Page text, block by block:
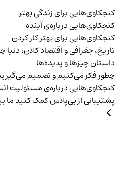
برای زندگی بهتر
درباره‌ی آينده
برای بهتر کار کردن
و اقتصاد کلان، دنیا چطور
و پدیده‌ها
می‌کنیم و تصمیم می‌گیریم؟
درباره‌ی مسئولیت انسانی
از بی‌پلاسکمک کنید ما بیشتر و